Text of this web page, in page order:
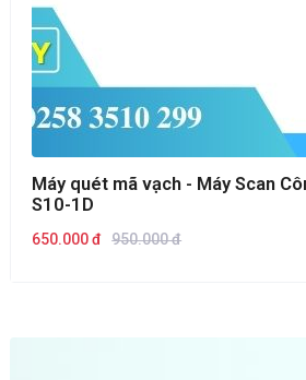
Máy quét mã vạch - Máy Scan
S10-1D
650.000 đ 950.000 đ